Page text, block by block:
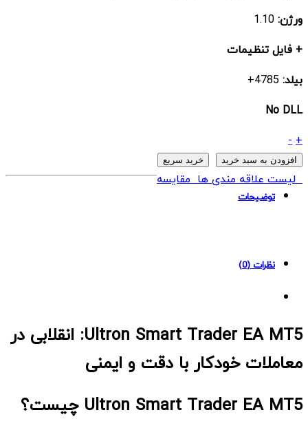
ورژن:
+ فایل تنظیمات
بیلد:
No DLL
ربات
Ultron
Smart
Trader
+
-
افزودن به سبد خرید خرید سریع
لیست علاقه مندی هامقایسه
توضیحات
نظرات (0)
Ultron Smart Trader EA MT5: انقلابی در
معاملات خودکار با دقت و ایمنی
Ultron Smart Trader EA MT5 چیست؟